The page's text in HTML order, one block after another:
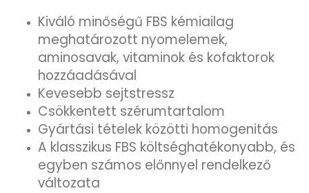
Kiváló minőségű FBS kémiailag
meghatározott nyomelemek,
aminosavak, vitaminok és kofaktorok
hozzáadásával
Kevesebb sejtstressz
Csökkentett szérumtartalom
Gyártási tételek közötti homogenitás
A klasszikus FBS költséghatékonyabb, és
egyben számos előnnyel rendelkező
változata